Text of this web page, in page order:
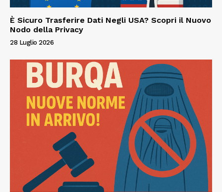
È Sicuro Trasferire Dati Negli USA? Scopri il Nuovo
Nodo della Privacy
28 Luglio 2026